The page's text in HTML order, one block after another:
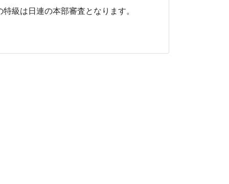
級は日連の本部審査となります。